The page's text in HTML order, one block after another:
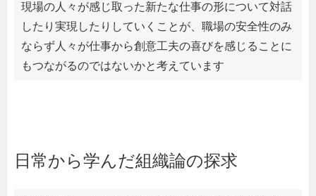
現場の人々が感じ取った新たな仕事の形について対話
したり実現したりしていくことが、職場の安全性のみ
ならず人々が仕事から創意工夫の喜びを感じることに
もつながるのではないかと考えています
日常から学んだ組織論の探求